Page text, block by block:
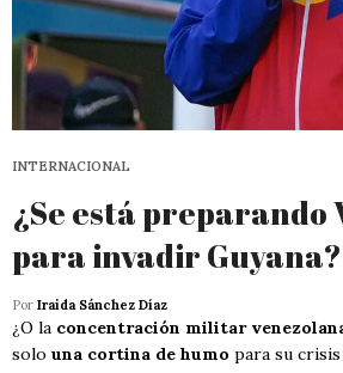
INTERNACIONAL
¿Se está preparando
para invadir Guyana?
Por Iraida Sánchez Díaz
¿O la concentración militar
solo una cortina de humo para su